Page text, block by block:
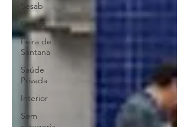
Sesab
Cursos
Feira de
Santana
Saúde
Privada
Interior
Sem